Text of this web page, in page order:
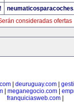
consideradas ofertas
| deuruguay.com|
meganegocio.com
franquiciasweb.com|